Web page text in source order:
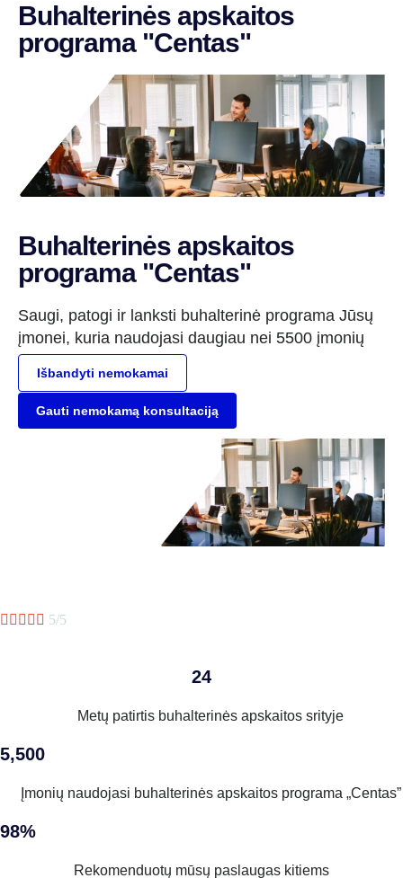
Buhalterinės apskaitos
programa "Centas"
Buhalterinės apskaitos
programa "Centas"
Saugi, patogi ir lanksti buhalterinė programa Jūsų
įmonei, kuria naudojasi daugiau nei 5500 įmonių
Išbandyti nemokamai
Gauti nemokamą konsultaciją
     5/5
24
Metų patirtis buhalterinės apskaitos srityje
5,500
Įmonių naudojasi buhalterinės apskaitos programa „Centas”
98%
Rekomenduotų mūsų paslaugas kitiems